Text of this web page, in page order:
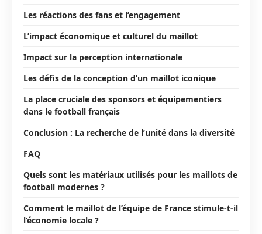
Les réactions des fans et l’engagement
L’impact économique et culturel du maillot
Impact sur la perception internationale
Les défis de la conception d’un maillot iconique
La place cruciale des sponsors et équipementiers
dans le football français
Conclusion : La recherche de l’unité dans la diversité
FAQ
Quels sont les matériaux utilisés pour les maillots de
football modernes ?
Comment le maillot de l’équipe de France stimule-t-il
l’économie locale ?